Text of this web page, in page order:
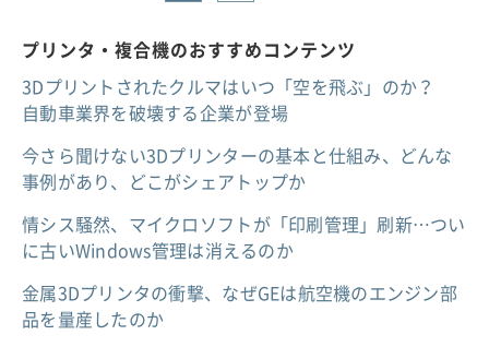
プリンタ・複合機のおすすめコンテンツ
3Dプリントされたクルマはいつ「空を飛ぶ」のか？
自動車業界を破壊する企業が登場
今さら聞けない3Dプリンターの基本と仕組み、どんな
事例があり、どこがシェアトップか
情シス騒然、マイクロソフトが「印刷管理」刷新…つい
に古いWindows管理は消えるのか
金属3Dプリンタの衝撃、なぜGEは航空機のエンジン部
品を量産したのか